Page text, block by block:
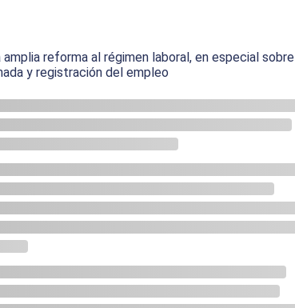
reforma al régimen laboral, en especial sobre
y registración del empleo